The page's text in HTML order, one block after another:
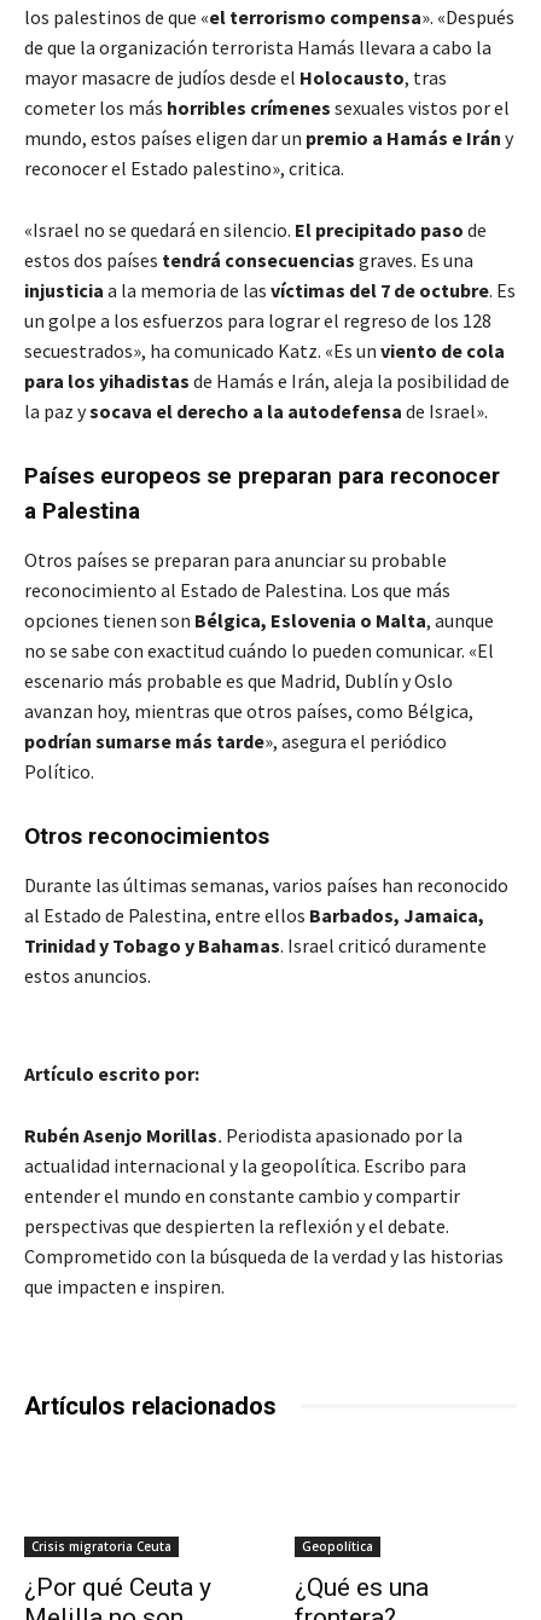
los palestinos de que «el terrorismo compensa». «Después
de que la organización terrorista Hamás llevara a cabo la
mayor masacre de judíos desde el Holocausto, tras
cometer los más horribles crímenes sexuales vistos por el
mundo, estos países eligen dar un premio a Hamás e Irán y
reconocer el Estado palestino», critica.
«Israel no se quedará en silencio. El precipitado paso de
estos dos países tendrá consecuencias graves. Es una
injusticia a la memoria de las víctimas del 7 de octubre. Es
un golpe a los esfuerzos para lograr el regreso de los 128
secuestrados», ha comunicado Katz. «Es un viento de cola
para los yihadistas de Hamás e Irán, aleja la posibilidad de
la paz ysocava el derecho a la autodefensa de Israel».
Países europeos se preparan para reconocer
a Palestina
Otros países se preparan para anunciar su probable
reconocimiento al Estado de Palestina. Los que más
opciones tienen son Bélgica, Eslovenia o Malta, aunque
no se sabe con exactitud cuándo lo pueden comunicar. «El
escenario más probable es que Madrid, Dublín y Oslo
avanzan hoy, mientras que otros países, como Bélgica,
podrían sumarse más tarde», asegura el periódico
Político.
Otros reconocimientos
Durante las últimas semanas, varios países han reconocido
al Estado de Palestina, entre ellos Barbados, Jamaica,
Trinidad y Tobago y Bahamas. Israel criticó duramente
estos anuncios.
Artículo escrito por:
Rubén Asenjo Morillas. Periodista apasionado por la
actualidad internacional y la geopolítica. Escribo para
entender el mundo en constante cambio y compartir
perspectivas que despierten la reflexión y el debate.
Comprometido con la búsqueda de la verdad y las historias
que impacten e inspiren.
Artículos relacionados
Crisis migratoria Ceuta
¿Por qué Ceuta y
Geopolítica
¿Qué es una